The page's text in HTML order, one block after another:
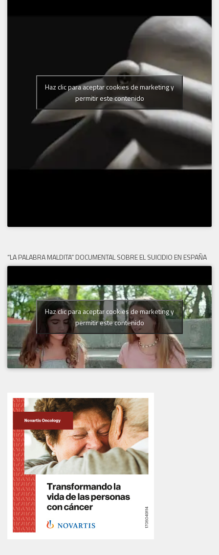
Haz clic para aceptar cookies de marketing y
permitir este contenido
“LA PALABRA MALDITA” DOCUMENTAL SOBRE EL SUICIDIO EN ESPAÑA
Haz clic para aceptar cookies de marketing y
permitir este contenido